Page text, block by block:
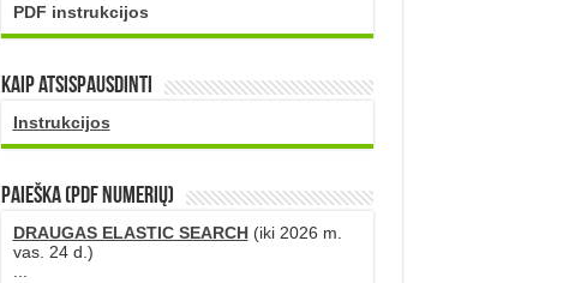
PDF instrukcijos
Kaip atsispausdinti
Instrukcijos
PAIEŠKA (PDF numerių)
DRAUGAS ELASTIC SEARCH(iki 2026 m.
vas. 24 d.)
...